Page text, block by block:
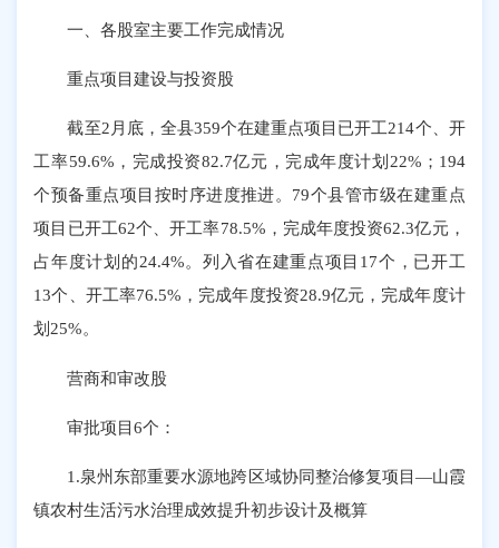
一、各股室主要工作完成情况
重点项目建设与投资股
截至2月底，全县359个在建重点项目已开工214个、开
工率59.6%，完成投资82.7亿元，完成年度计划22%；194
个预备重点项目按时序进度推进。79个县管市级在建重点
项目已开工62个、开工率78.5%，完成年度投资62.3亿元，
占年度计划的24.4%。列入省在建重点项目17个，已开工
13个、开工率76.5%，完成年度投资28.9亿元，完成年度计
划25%。
营商和审改股
审批项目6个：
1.泉州东部重要水源地跨区域协同整治修复项目—山霞
镇农村生活污水治理成效提升初步设计及概算